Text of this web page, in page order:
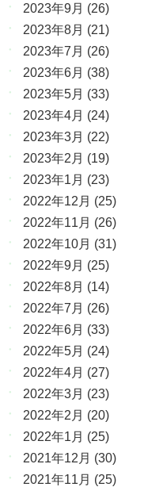
2023年9月 (26)
2023年8月 (21)
2023年7月 (26)
2023年6月 (38)
2023年5月 (33)
2023年4月 (24)
2023年3月 (22)
2023年2月 (19)
2023年1月 (23)
2022年12月 (25)
2022年11月 (26)
2022年10月 (31)
2022年9月 (25)
2022年8月 (14)
2022年7月 (26)
2022年6月 (33)
2022年5月 (24)
2022年4月 (27)
2022年3月 (23)
2022年2月 (20)
2022年1月 (25)
2021年12月 (30)
2021年11月 (25)